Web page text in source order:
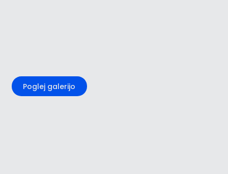
Poglej galerijo